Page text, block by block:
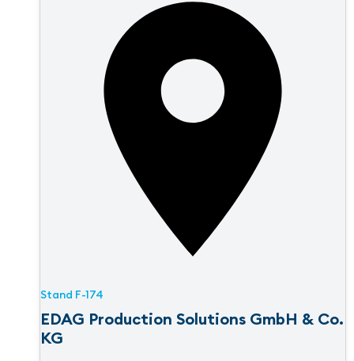
Stand F-174
EDAG Production Solutions GmbH & Co.
KG